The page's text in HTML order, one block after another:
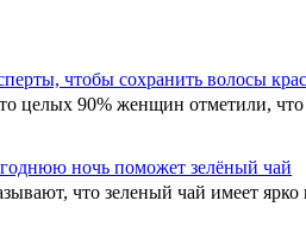
чтобы сохранить волосы
целых 90% женщин отметили,
ночь поможет зелёный чай
что зеленый чай имеет